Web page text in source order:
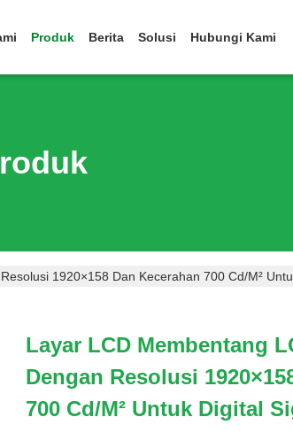
Produk Berita Solusi Hubungi Kami
1920×158 Dan Kecerahan 700 Cd/m²
Layar LCD Membentang
Dengan Resolusi
700 Cd/m² Untuk Digital